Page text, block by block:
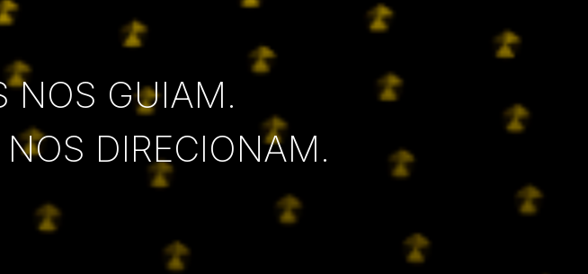
NOS GUIAM.
DIRECIONAM.